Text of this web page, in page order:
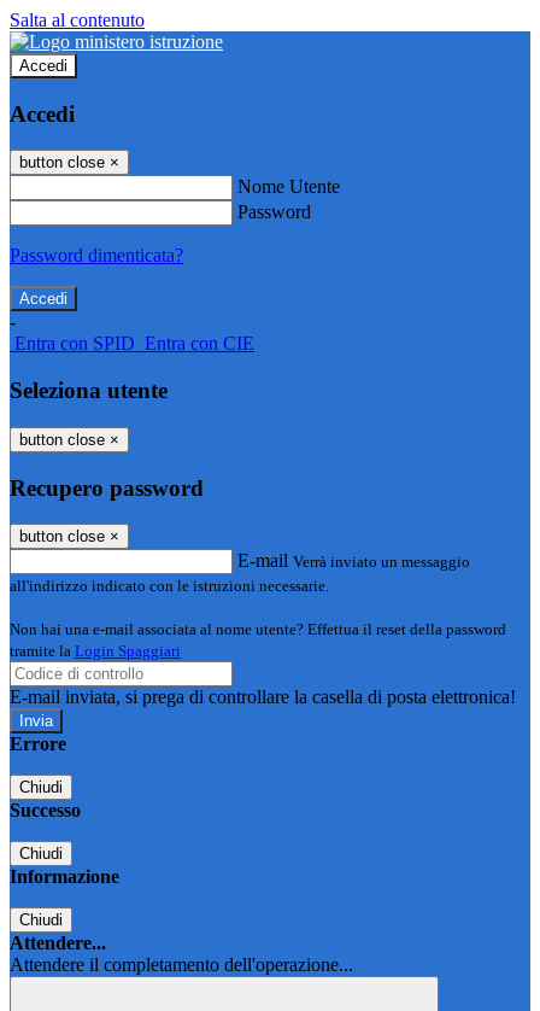
Salta al contenuto
Accedi
Accedi
button close ×
Nome Utente
Password
Password dimenticata?
-
Entra con SPID Entra con CIE
Seleziona utente
button close ×
Recupero password
button close ×
E-mail Verrà inviato un messaggio
all'indirizzo indicato con le istruzioni necessarie.
Non hai una e-mail associata al nome utente? Effettua il reset della password
tramite la Login Spaggiari
E-mail inviata, si prega di controllare la casella di posta elettronica!
Errore
Chiudi
Successo
Chiudi
Informazione
Chiudi
Attendere...
Attendere il completamento dell'operazione...